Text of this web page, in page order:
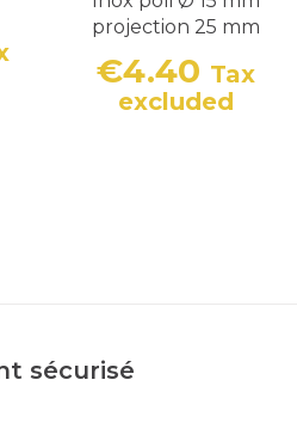
projection 25 mm
Price
€4.40 Tax
excluded
sécurisé